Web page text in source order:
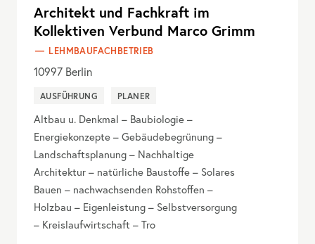
Architekt und Fachkraft im
Kollektiven Verbund Marco Grimm
LEHMBAUFACHBETRIEB
10997 Berlin
AUSFÜHRUNG PLANER
Altbau u. Denkmal – Baubiologie –
Energiekonzepte – Gebäudebegrünung –
Landschaftsplanung – Nachhaltige
Architektur – natürliche Baustoffe – Solares
Bauen – nachwachsenden Rohstoffen –
Holzbau – Eigenleistung – Selbstversorgung
– Kreislaufwirtschaft – Tro